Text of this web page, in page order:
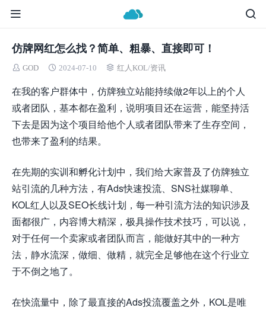
仿牌网红怎么找？简单、粗暴、直接即可！
GOD 2024-07-10 红人KOL/资讯
在我的客户群体中，仿牌独立站能持续做2年以上的个人
或者团队，基本都在盈利，说明项目还在运营，能坚持活
下去是因为这个项目给他个人或者团队带来了生存空间，
也带来了盈利的结果。
在先期的实训和孵化计划中，我们给大家普及了仿牌独立
站引流的几种方法，有Ads快速投流、SNS社媒聊单、
KOL红人以及SEO长线计划，每一种引流方法的知识涉及
面都很广，内容博大精深，极具操作技术技巧，可以说，
对于任何一个卖家或者团队而言，能做好其中的一种方
法，静水流深，做细、做精，就完全足够他在这个行业立
于不倒之地了。
在快流量中，除了最直接的Ads投流覆盖之外，KOL是唯